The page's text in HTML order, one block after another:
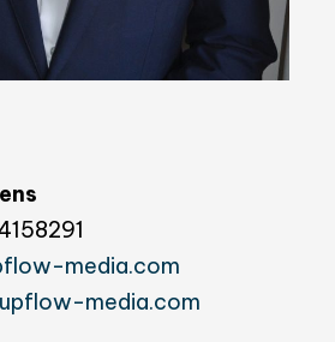
media.com
media.com